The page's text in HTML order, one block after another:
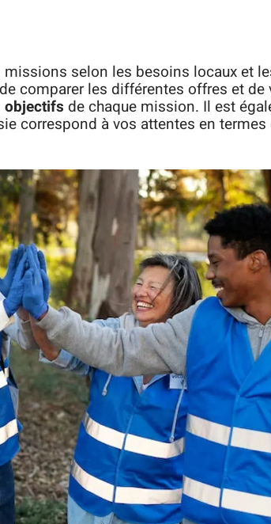
selon les besoins locaux et
comparer les différentes offres et de
objectifs de chaque mission. Il est
correspond à vos attentes en termes